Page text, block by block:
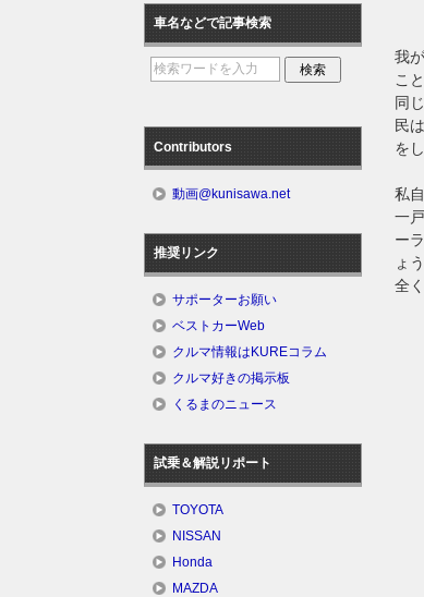
我
こ
同
民
を
私
一
ー
ょ
全
車名などで記事検索
Contributors
動画@kunisawa.net
推奨リンク
サポーターお願い
ベストカーWeb
クルマ情報はKUREコラム
クルマ好きの掲示板
くるまのニュース
試乗＆解説リポート
TOYOTA
NISSAN
Honda
MAZDA